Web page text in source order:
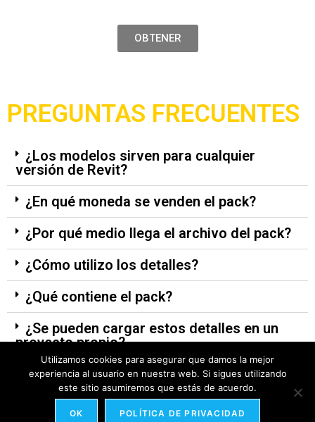
OBTENER
PREGUNTAS FRECUENTES
¿Los modelos sirven para cualquier
versión de Revit?
¿En qué moneda se venden el pack?
¿Por qué medio llega el archivo del pack?
¿Cómo utilizo los detalles?
¿Qué contiene el pack?
¿Se pueden cargar estos detalles en un
proyecto propio?
OBTENER
Utilizamos cookies para asegurar que damos la mejor
experiencia al usuario en nuestra web. Si sigues utilizando
este sitio asumiremos que estás de acuerdo.
OK POLÍTICA DE PRIVACIDAD